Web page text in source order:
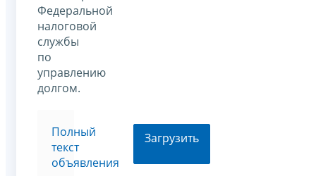
Федеральной
налоговой
службы
по
управлению
долгом.
Полный
текст
объявления
Загрузить